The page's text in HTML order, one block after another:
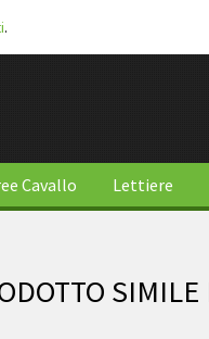
.
Cavallo Lettiere
SIMILE